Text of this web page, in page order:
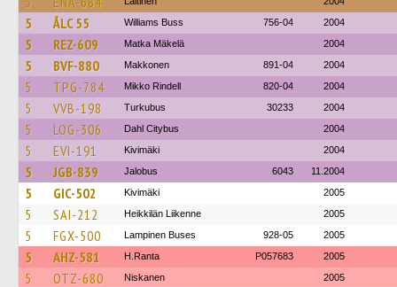
5 ÅLC 55 Williams Buss 756-04 2004
5 REZ-609 Matka Mäkelä 2004
5 BVF-880 Makkonen 891-04 2004
5 TPG-784 Mikko Rindell 820-04 2004
5 VVB-198 Turkubus 30233 2004
5 LOG-306 Dahl Citybus 2004
5 EVI-191 Kivimäki 2004
5 JGB-839 Jalobus 6043 11.2004
5 GIC-502 Kivimäki 2005
5 SAI-212 Heikkilän Liikenne 2005
5 FGX-500 Lampinen Buses 928-05 2005
5 AHZ-581 H.Ranta P057683 2005
5 OTZ-680 Niskanen 2005